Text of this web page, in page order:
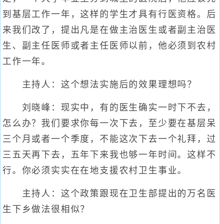
到基层工作一年，这样的学生才具有行医资格。后
来我们改了，提出凡是在做主治医生或者副主治医
生、副主任医师或者主任医师以前，他必须到农村
工作一年。
主持人：这个想法实施后的效果理想吗？
刘晓峰：现实中，有的医生确实一时下不去，
怎么办？我们要求你每一次下去，至少要在基层呆
三个月或者一个季度，不能这次下去一个礼拜，过
三五天再下去，五年下来我也够一年时间。这样不
行。你必须实实在在地支援农村卫生事业。
主持人：这个政策跟现在卫生部提出的万名医
生下乡做法很相似？